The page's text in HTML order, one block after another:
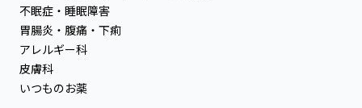
不眠症・睡眠障害
胃腸炎・腹痛・下痢
アレルギー科
皮膚科
いつものお薬